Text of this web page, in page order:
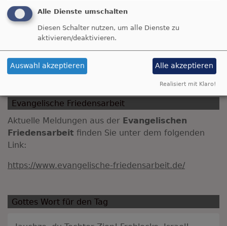
Friedenskirchen
Evangelische Friedensarbeit
Aktuelle Meldungen aus der Evangelischen
Friedensarbeit finden Sie unter dem folgenden
Link:
https://www.evangelische-friedensarbeit.de/
Gottes Wort für den Tag
Alle Dienste umschalten
Diesen Schalter nutzen, um alle Dienste zu
aktivieren/deaktivieren.
Auswahl akzeptieren Alle akzeptieren
Realisiert mit Klaro!